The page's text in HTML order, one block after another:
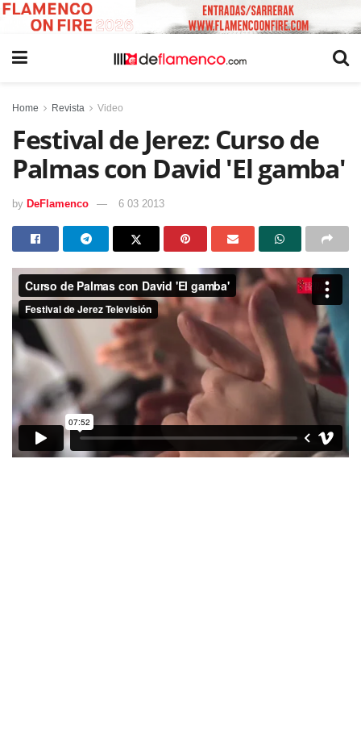
Home Revista Video
Festival de Jerez: Curso de
Palmas con David 'El gamba'
by DeFlamenco 6 03 2013